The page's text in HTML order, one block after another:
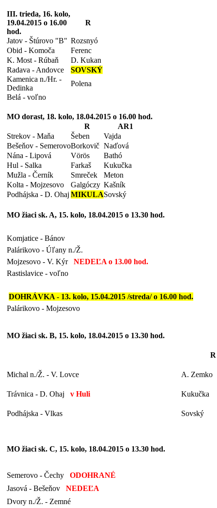
III. trieda, 16. kolo,
19.04.2015 o 16.00
hod.
R
Jatov - Štúrovo "B" Rozsnyó
Obid - Komoča
Ferenc
K. Most - Rúbaň
D. Kukan
Radava - Andovce
SOVSKÝ
Kamenica n./Hr. -
Dedinka
Polena
Belá - voľno
MO dorast, 18. kolo, 18.04.2015 o 16.00 hod.
R
AR1
Strekov - Maňa
Šeben
Vajda
Bešeňov - SemerovoBorkovič Naďová
Nána - Lipová
Vörös
Bathó
Hul - Salka
Farkaš
Kukučka
Mužla - Černík
Smreček
Meton
Kolta - Mojzesovo
Galgóczy Kašník
Podhájska - D. Ohaj MIKULASovský
MO žiaci sk. A, 15. kolo, 18.04.2015 o 13.30 hod.
Komjatice - Bánov
Palárikovo - Úľany n./Ž.
Mojzesovo - V. Kýr NEDEĽA o 13.00 hod.
Rastislavice - voľno
DOHRÁVKA - 13. kolo, 15.04.2015 /streda/ o 16.00 hod.
Palárikovo - Mojzesovo
MO žiaci sk. B, 15. kolo, 18.04.2015 o 13.30 hod.
R
Michal n./Ž. - V. Lovce A. Zemko
Trávnica - D. Ohaj v Huli Kukučka
Podhájska - Vlkas Sovský
MO žiaci sk. C, 15. kolo, 18.04.2015 o 13.30 hod.
Semerovo - Čechy ODOHRANÉ
Jasová - Bešeňov NEDEĽA
Dvory n./Ž. - Zemné